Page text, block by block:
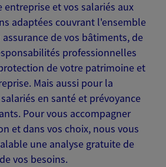
entreprise et vos salariés aux
adaptées couvrant l'ensemble
de vos bâtiments, de
professionnelles
de votre patrimoine et
Mais aussi pour la
en santé et prévoyance
Pour vous accompagner
et dans vos choix, nous vous
une analyse gratuite de
vos besoins.